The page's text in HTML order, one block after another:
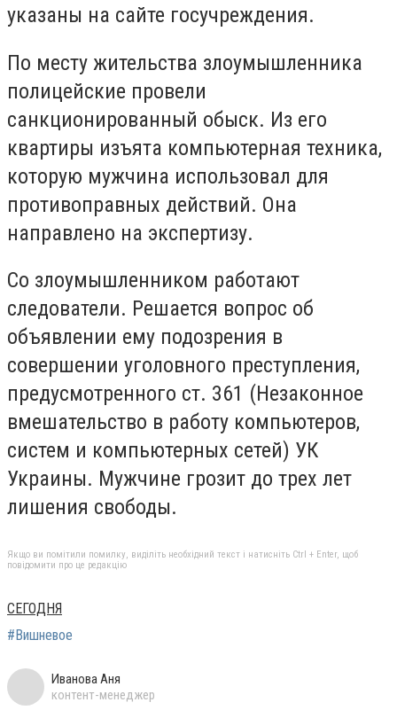
указаны на сайте госучреждения.
По месту жительства злоумышленника
полицейские провели
санкционированный обыск. Из его
квартиры изъята компьютерная техника,
которую мужчина использовал для
противоправных действий. Она
направлено на экспертизу.
Со злоумышленником работают
следователи. Решается вопрос об
объявлении ему подозрения в
совершении уголовного преступления,
предусмотренного ст. 361 (Незаконное
вмешательство в работу компьютеров,
систем и компьютерных сетей) УК
Украины. Мужчине грозит до трех лет
лишения свободы.
Якщо ви помітили помилку, виділіть необхідний текст і натисніть Ctrl + Enter, щоб
повідомити про це редакцію
СЕГОДНЯ
#Вишневое
Иванова Аня
контент-менеджер